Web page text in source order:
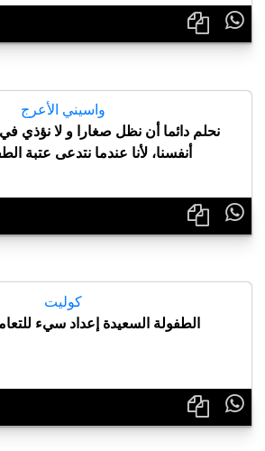

واسيني الأعرج
نحلم دائما أن نظل صغارا و لا نؤذي في
أنفسنا، لأنا عندما نتدعى عتبة

كوليت
الطفولة السعيدة إعداد سيء
